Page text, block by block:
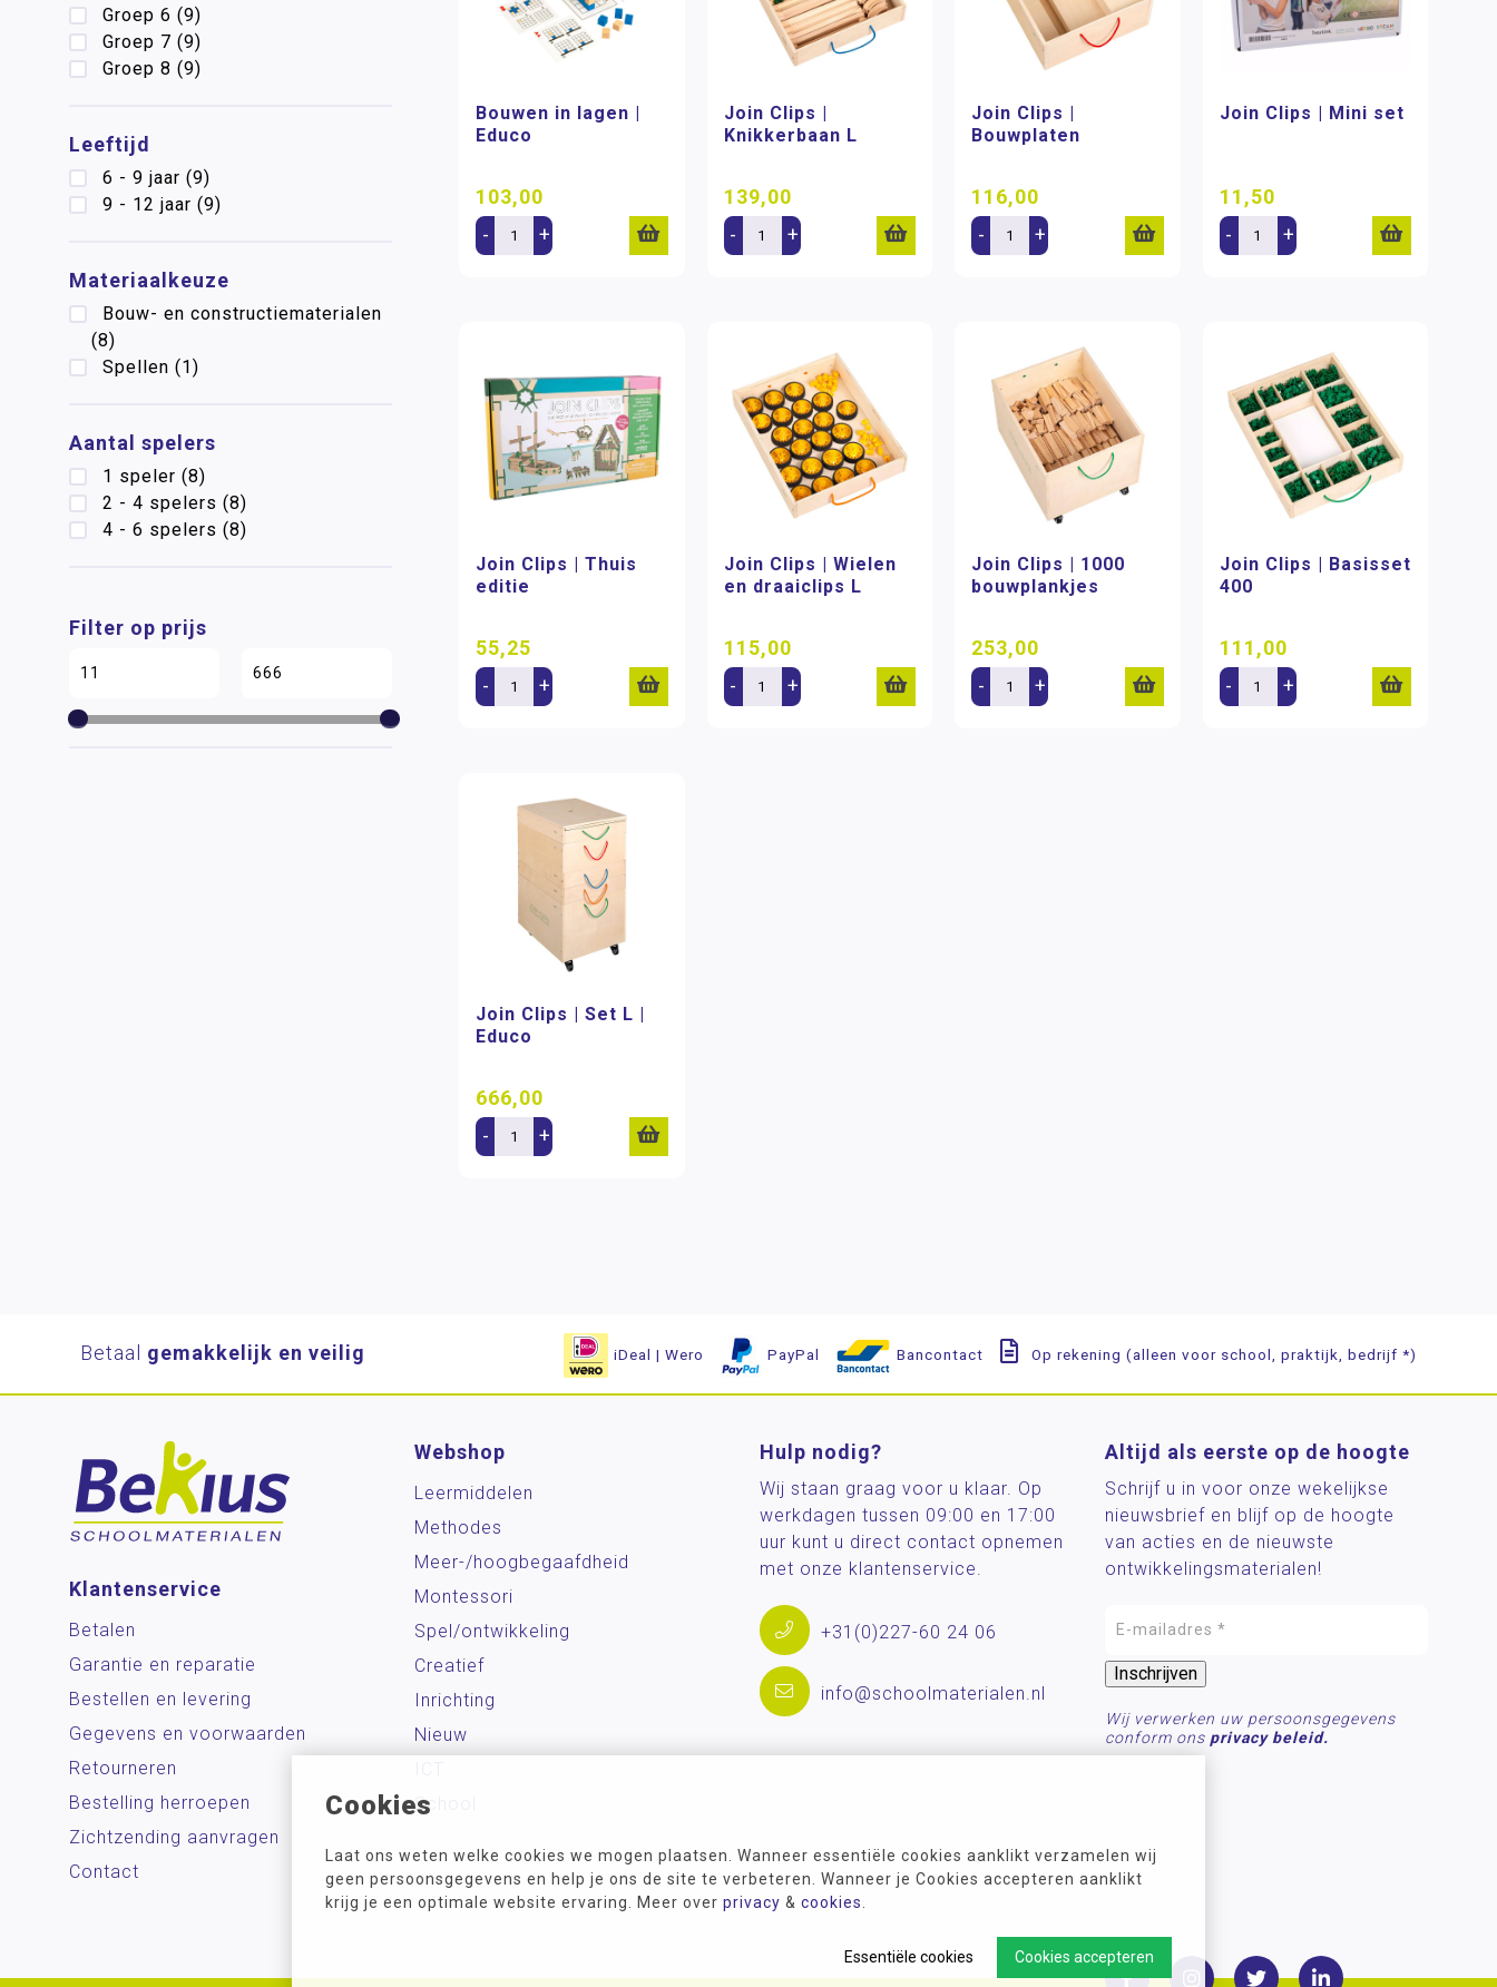
Cookies
Laat ons weten welke cookies we mogen plaatsen. Wanneer essentiële cookies aanklikt verzamelen wij
geen persoonsgegevens en help je ons de site te verbeteren. Wanneer je Cookies accepteren aanklikt
krijg je een optimale website ervaring. Meer over privacy & cookies
Cookies accepteren
Essentiële cookies
Groep 6 (9)
Groep 7 (9)
Groep 8 (9)
Leeftijd
6 - 9 jaar (9)
9 - 12 jaar (9)
Materiaalkeuze
Bouw- en constructiematerialen
(8)
Spellen (1)
Aantal spelers
1 speler (8)
2 - 4 spelers (8)
4 - 6 spelers (8)
Filter op prijs
Bouwen in lagen |
Educo
103,00
- +
Join Clips |
Knikkerbaan L
139,00
- +
Join Clips |
Bouwplaten
116,00
- +
Join Clips | Mini set
11,50
- +
Join Clips | Thuis
editie
55,25
- +
Join Clips | Wielen
en draaiclips L
115,00
- +
Join Clips | 1000
bouwplankjes
253,00
- +
Join Clips | Basisset
400
111,00
- +
Join Clips | Set L |
Educo
666,00
- +
Betaal gemakkelijk en veilig iDeal | Wero PayPal Bancontact Op rekening (alleen voor school, praktijk, bedrijf *)
Klantenservice
Betalen
Garantie en reparatie
Bestellen en levering
Gegevens en voorwaarden
Retourneren
Bestelling herroepen
Zichtzending aanvragen
Contact
Webshop
Leermiddelen
Methodes
Meer-/hoog­begaafdheid
Montessori
Spel/ontwikkeling
Creatief
Inrichting
Nieuw
School
Hulp nodig?
Wij staan graag voor u klaar. Op
werkdagen tussen 09:00 en 17:00
uur kunt u direct contact opnemen
met onze klantenservice.
+31(0)227-60 24 06
info@schoolmaterialen.nl
Altijd als eerste op de hoogte
Schrijf u in voor onze wekelijkse
nieuwsbrief en blijf op de hoogte
van acties en de nieuwste
ontwikkelingsmaterialen!
Wij verwerken uw persoonsgegevens
conform ons privacy beleid.